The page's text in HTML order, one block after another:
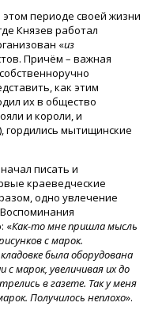
периоде своей жизни
Князев работал
«из
Причём – важная
как этим
их в общество
и короли, и
гордились мытищинские
писать и
краеведческие
одно увлечение
«Как-то мне пришла мысль
с марок.
была оборудована
марок, увеличивая их до
в газете. Так у меня
Получилось неплохо».